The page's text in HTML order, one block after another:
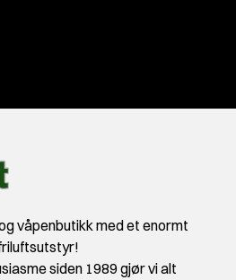
våpenbutikk med et enormt
siden 1989 gjør vi alt